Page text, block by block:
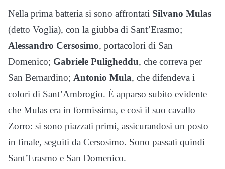
Nella prima batteria si sono affrontati Silvano Mulas
(detto Voglia), con la giubba di Sant’Erasmo;
Alessandro Cersosimo, portacolori di San
Domenico; Gabriele Puligheddu, che correva per
San Bernardino; Antonio Mula, che difendeva i
colori di Sant’Ambrogio. È apparso subito evidente
che Mulas era in formissima, e così il suo cavallo
Zorro: si sono piazzati primi, assicurandosi un posto
in finale, seguiti da Cersosimo. Sono passati quindi
Sant’Erasmo e San Domenico.